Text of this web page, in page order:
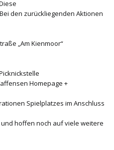
den zurückliegenden Aktionen
„Am Kienmoor“
Homepage +
Spielplatzes im Anschluss
hoffen noch auf viele weitere